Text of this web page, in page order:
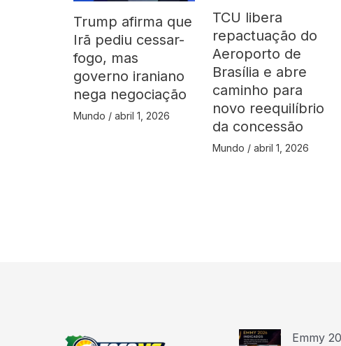
Trump afirma que
Irã pediu cessar-
fogo, mas
governo iraniano
nega negociação
Mundo / abril 1, 2026
TCU libera
repactuação do
Aeroporto de
Brasília e abre
caminho para
novo reequilíbrio
da concessão
Mundo / abril 1, 2026
Emmy